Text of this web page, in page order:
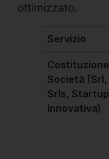
ottimizzato.
Servizio
Costituzione
Società (Srl,
Srls, Startup
Innovativa)